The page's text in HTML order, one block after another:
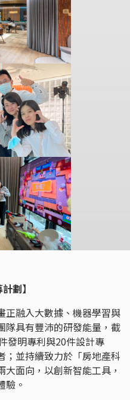
劃】
正融入大數據、機器學習與
隊具有豐沛的研發能量，截
發明專利與20件設計專
；並持續致力於「房地產科
面向，以創新智能工具，
驗。